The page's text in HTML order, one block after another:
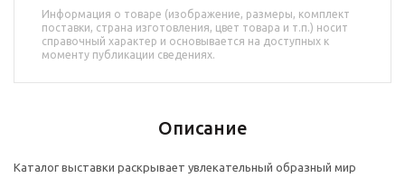
Информация о товаре (изображение, размеры, комплект
поставки, страна изготовления, цвет товара и т.п.) носит
справочный характер и основывается на доступных к
моменту публикации сведениях.
Описание
Каталог выставки раскрывает увлекательный образный мир